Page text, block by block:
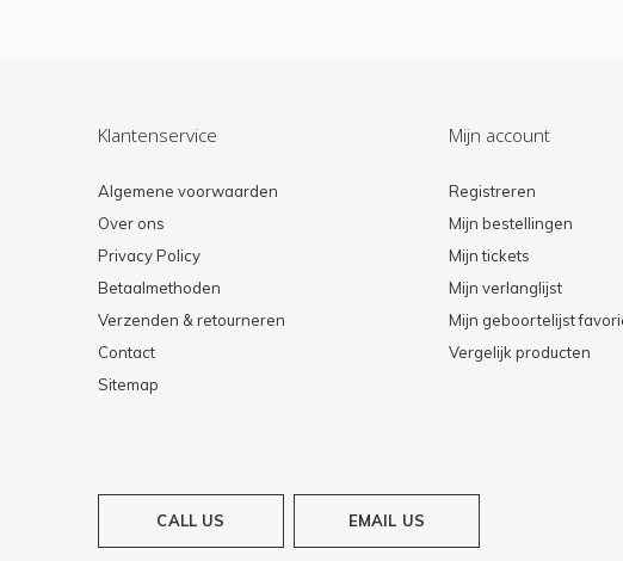
Klantenservice
Algemene voorwaarden
Over ons
Privacy Policy
Betaalmethoden
Verzenden & retourneren
Contact
Sitemap
Mijn account
Registreren
Mijn bestellingen
Mijn tickets
Mijn verlanglijst
Mijn geboortelijst
Vergelijk producten
CALL US EMAIL US